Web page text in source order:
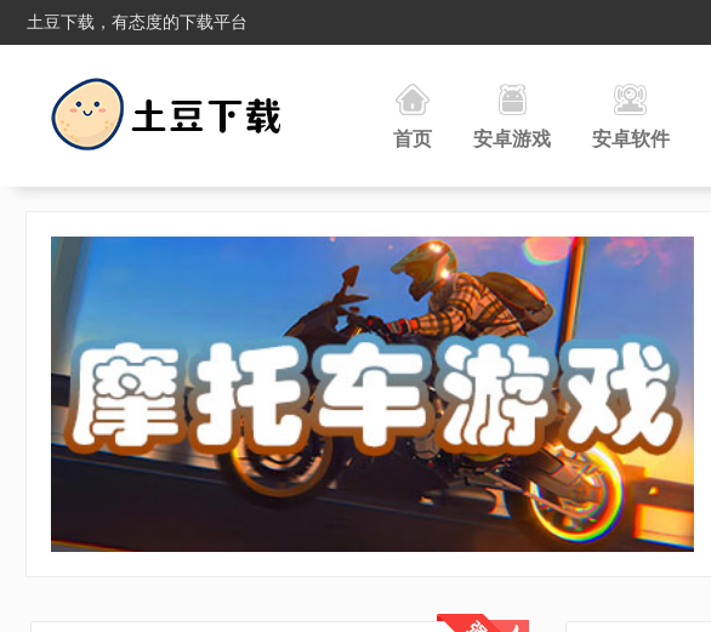
土豆下载，有态度的下载平台
首页 安卓游戏 安卓软件